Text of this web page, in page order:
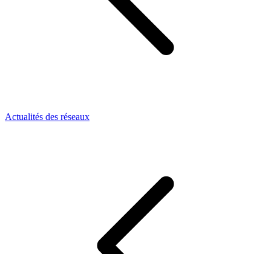
Actualités des réseaux